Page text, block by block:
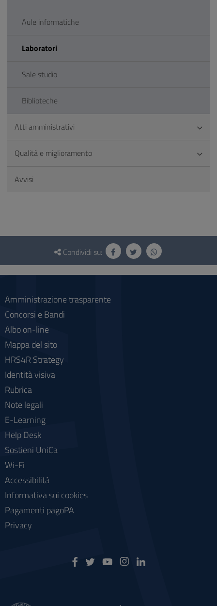
Aule informatiche
Laboratori
Sale studio
Biblioteche
Atti amministrativi
Qualità e miglioramento
Avvisi
Questionario
social
Condividi su:
Amministrazione trasparente
Concorsi e Bandi
Albo on-line
Mappa del sito
HRS4R Strategy
Identità visiva
Rubrica
Note legali
E-Learning
Help Desk
Sostieni UniCa
Wi-Fi
Accessibilità
Informativa sui cookies
Pagamenti pagoPA
Privacy